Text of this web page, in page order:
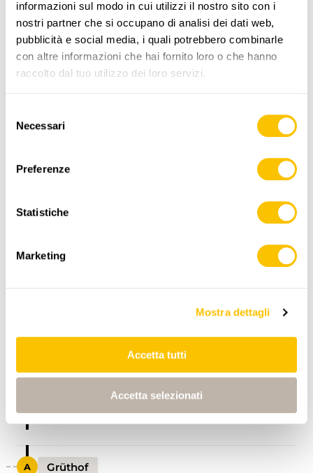
informazioni sul modo in cui utilizzi il nostro sito con i
nostri partner che si occupano di analisi dei dati web,
pubblicità e social media, i quali potrebbero combinarle
con altre informazioni che hai fornito loro o che hanno
raccolto dal tuo utilizzo dei loro servizi.
delNecessari
Preferenze
Statistiche
Marketing
Mostra dettagli
Accetta tutti
Accetta selezionati
Dati:
swisstopo
www.sentieri-svizzeri.ch
ITINERARIO PROFILO DI ALTEZZA
Trüllikon Kindergarten
0:00
0:00
Grüthof